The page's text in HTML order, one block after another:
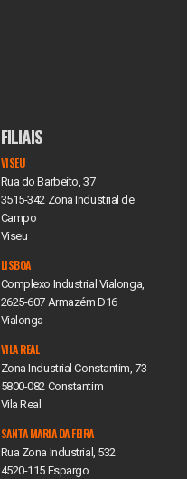
FILIAIS
VISEU
Rua do Barbeito, 37
3515-342 Zona Industrial de
Campo
Viseu
LISBOA
Complexo Industrial Vialonga,
2625-607 Armazém D16
Vialonga
VILA REAL
Zona Industrial Constantim, 73
5800-082 Constantim
Vila Real
SANTA MARIA DA FEIRA
Rua Zona Industrial, 532
4520-115 Espargo